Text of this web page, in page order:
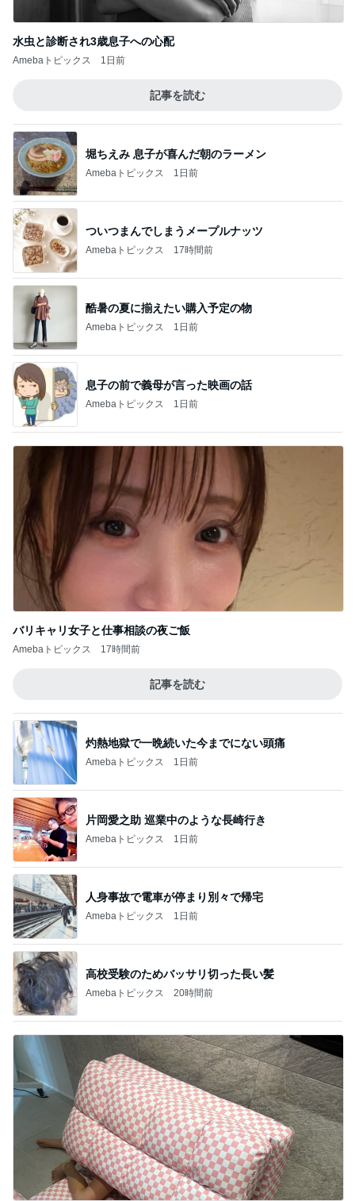
水虫と診断され3歳息子への心配
Amebaトピックス 1日前
記事を読む
堀ちえみ 息子が喜んだ朝のラーメン
Amebaトピックス 1日前
ついつまんでしまうメープルナッツ
Amebaトピックス 17時間前
酷暑の夏に揃えたい購入予定の物
Amebaトピックス 1日前
息子の前で義母が言った映画の話
Amebaトピックス 1日前
バリキャリ女子と仕事相談の夜ご飯
Amebaトピックス 17時間前
記事を読む
灼熱地獄で一晩続いた今までにない頭痛
Amebaトピックス 1日前
片岡愛之助 巡業中のような長崎行き
Amebaトピックス 1日前
人身事故で電車が停まり別々で帰宅
Amebaトピックス 1日前
高校受験のためバッサリ切った長い髪
Amebaトピックス 20時間前